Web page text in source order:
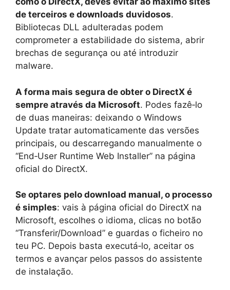
de terceiros e downloads duvidosos.
Bibliotecas DLL adulteradas podem
comprometer a estabilidade do sistema, abrir
brechas de segurança ou até introduzir
malware.
A forma mais segura de obter o DirectX é
sempre através da Microsoft. Podes fazê‑lo
de duas maneiras: deixando o Windows
Update tratar automaticamente das versões
principais, ou descarregando manualmente o
“End‑User Runtime Web Installer” na página
oficial do DirectX.
Se optares pelo download manual, o processo
é simples: vais à página oficial do DirectX na
Microsoft, escolhes o idioma, clicas no botão
“Transferir/Download” e guardas o ficheiro no
teu PC. Depois basta executá‑lo, aceitar os
termos e avançar pelos passos do assistente
de instalação.